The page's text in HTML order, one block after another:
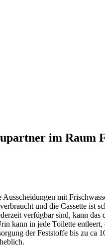
im Raum
mit
und die Cassette ist
verfügbar sind, kann
kann in jede Toilette
der Feststoffe bis zu ca